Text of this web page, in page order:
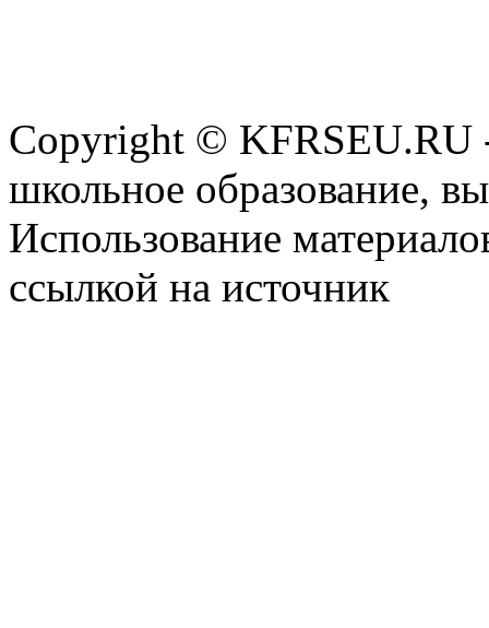
Copyright © KFRSEU.RU
школьное образование,
Использование
ссылкой на источник